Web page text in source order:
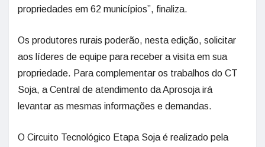
propriedades em 62 municípios”, finaliza.
Os produtores rurais poderão, nesta edição, solicitar
aos líderes de equipe para receber a visita em sua
propriedade. Para complementar os trabalhos do CT
Soja, a Central de atendimento da Aprosoja irá
levantar as mesmas informações e demandas.
O Circuito Tecnológico Etapa Soja é realizado pela